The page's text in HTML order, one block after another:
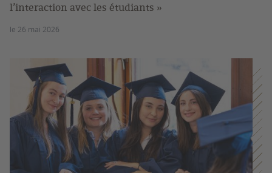
l’interaction avec les étudiants »
le 26 mai 2026